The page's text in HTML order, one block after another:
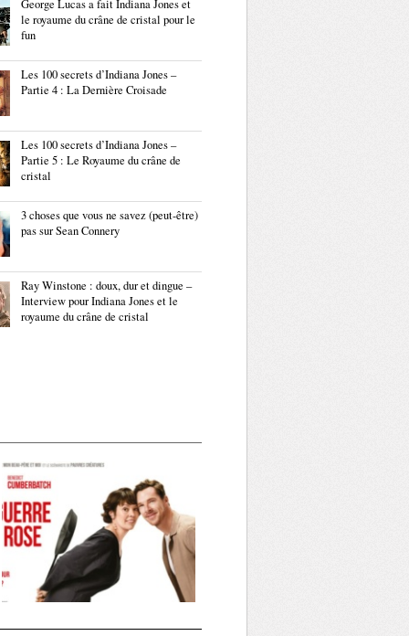
George Lucas a fait Indiana Jones et
le royaume du crâne de cristal pour le
fun
Les 100 secrets d’Indiana Jones –
Partie 4 : La Dernière Croisade
Les 100 secrets d’Indiana Jones –
Partie 5 : Le Royaume du crâne de
cristal
3 choses que vous ne savez (peut-être)
pas sur Sean Connery
Ray Winstone : doux, dur et dingue –
Interview pour Indiana Jones et le
royaume du crâne de cristal